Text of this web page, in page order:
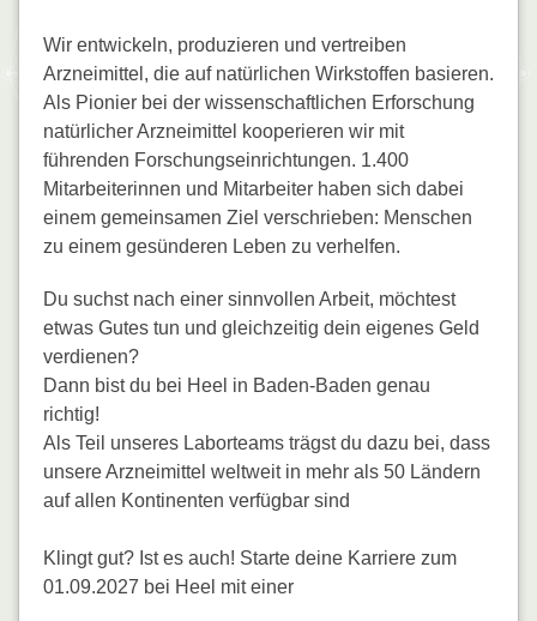
Wir entwickeln, produzieren und vertreiben
Arzneimittel, die auf natürlichen Wirk­stoffen basieren.
Als Pionier bei der wissen­schaftlichen Erforschung
natürlicher Arzneimittel kooperieren wir mit
führenden Forschungs­einrichtungen. 1.400
Mitarbeiterinnen und Mitarbeiter haben sich dabei
einem gemeinsamen Ziel verschrieben: Menschen
zu einem gesünderen Leben zu verhelfen.
Du suchst nach einer sinnvollen Arbeit, möchtest
etwas Gutes tun und gleichzeitig dein eigenes Geld
verdienen?
Dann bist du bei Heel in Baden-Baden genau
richtig!
Als Teil unseres Laborteams trägst du dazu bei, dass
unsere Arzneimittel weltweit in mehr als 50 Ländern
auf allen Kontinenten verfügbar sind
Klingt gut? Ist es auch! Starte deine Karriere zum
01.09.2027 bei Heel mit einer